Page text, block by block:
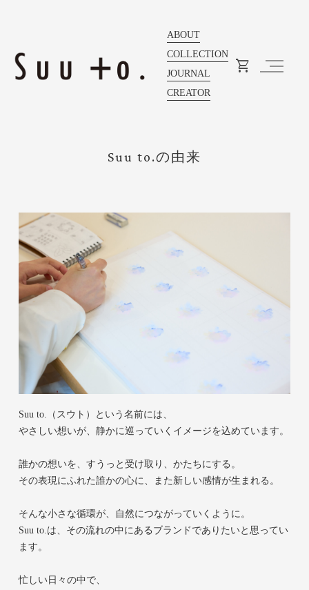
ABOUT
COLLECTION
JOURNAL
CREATOR
Suu to.の由来
Suu to.（スウト）という名前には、
やさしい想いが、静かに巡っていくイメージを込めています。
誰かの想いを、すうっと受け取り、かたちにする。
その表現にふれた誰かの心に、また新しい感情が生まれる。
そんな小さな循環が、自然につながっていくように。
Suu to.は、その流れの中にあるブランドでありたいと思ってい
ます。
忙しい日々の中で、